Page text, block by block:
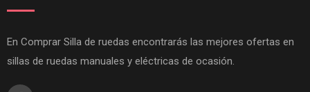
En Comprar Silla de ruedas encontrarás las mejores ofertas en
sillas de ruedas manuales y eléctricas de ocasión.